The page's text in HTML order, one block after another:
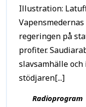
Illustration: Latuff/Radio Kommunist
regeringen på
profiter.
slavsamhälle
stödjaren[...]
Radioprogram